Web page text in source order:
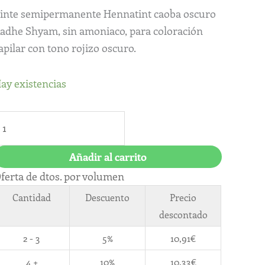
semipermanente Hennatint caoba oscuro
Shyam, sin amoniaco, para coloración
con tono rojizo oscuro.
existencias
Añadir al carrito
de dtos. por volumen
Cantidad Descuento
Precio
descontado
2 - 3
5% 10,91€
4 +
10% 10,33€